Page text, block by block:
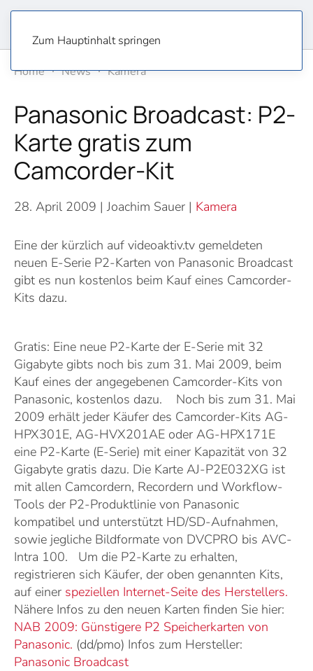
Zum Hauptinhalt springen
Home
News Kamera
Panasonic Broadcast: P2-
Karte gratis zum
Camcorder-Kit
28. April 2009 | Joachim Sauer | Kamera
Eine der kürzlich auf videoaktiv.tv gemeldeten
neuen E-Serie P2-Karten von Panasonic Broadcast
gibt es nun kostenlos beim Kauf eines Camcorder-
Kits dazu.
Gratis: Eine neue P2-Karte der E-Serie mit 32
Gigabyte gibts noch bis zum 31. Mai 2009, beim
Kauf eines der angegebenen Camcorder-Kits von
Panasonic, kostenlos dazu. Noch bis zum 31. Mai
2009 erhält jeder Käufer des Camcorder-Kits AG-
HPX301E, AG-HVX201AE oder AG-HPX171E
eine P2-Karte (E-Serie) mit einer Kapazität von 32
Gigabyte gratis dazu. Die Karte AJ-P2E032XG ist
mit allen Camcordern, Recordern und Workflow-
Tools der P2-Produktlinie von Panasonic
kompatibel und unterstützt HD/SD-Aufnahmen,
sowie jegliche Bildformate von DVCPRO bis AVC-
Intra 100. Um die P2-Karte zu erhalten,
registrieren sich Käufer, der oben genannten Kits,
auf einer speziellen Internet-Seite des Herstellers.
Nähere Infos zu den neuen Karten finden Sie hier:
NAB 2009: Günstigere P2 Speicherkarten von
Panasonic. (dd/pmo) Infos zum Hersteller:
Panasonic Broadcast